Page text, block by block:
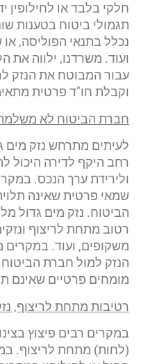
חלקי בלבד או
תגמולי ביטוח בטענות
נכלל בתנאי הפוליסה,
ועוד. משרדנו, ילווה את
עבור המבוטח את הנזק
וקבלת חו"ד פרטית
חברת הביטוח לא
לעיתים מתרחש נזק מים
רחב היקף לדירה היכול
ולירידת ערך הנכס.
שמאי פרטית שאינה
הביטוח. נזק מים גדול
רטוב מתחת לריצוף
משקופים, ועוד. במקרים
הנזק למול חברת
מומחים פרטיים שאינם
רטיבות מתחת לריצוף,
במקרים רבים פיצוץ
(לחות) מתחת לריצוף.